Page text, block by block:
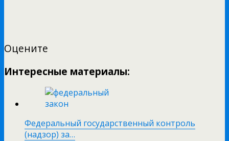
Оцените
Интересные материалы:
Федеральный государственный контроль
(надзор) за…